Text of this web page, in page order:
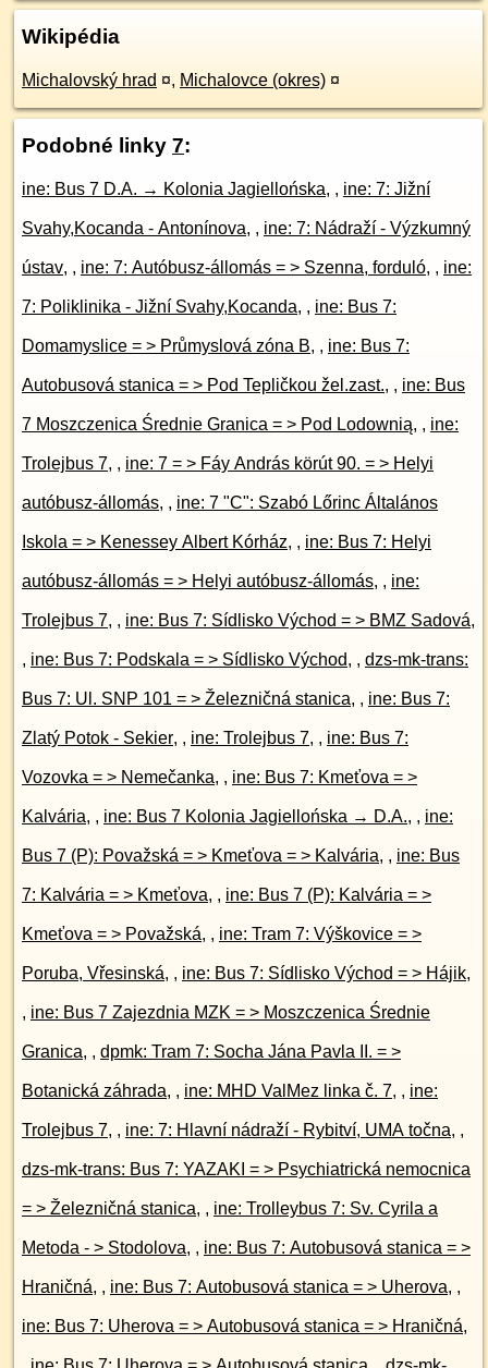
Wikipédia
Michalovský hrad ¤, Michalovce (okres) ¤
Podobné linky 7:
ine: Bus 7 D.A. → Kolonia Jagiellońska, , ine: 7: Jižní
Svahy,Kocanda - Antonínova, , ine: 7: Nádraží - Výzkumný
ústav, , ine: 7: Autóbusz-állomás = > Szenna, forduló, , ine:
7: Poliklinika - Jižní Svahy,Kocanda, , ine: Bus 7:
Domamyslice = > Průmyslová zóna B, , ine: Bus 7:
Autobusová stanica = > Pod Tepličkou žel.zast., , ine: Bus
7 Moszczenica Średnie Granica = > Pod Lodownią, , ine:
Trolejbus 7, , ine: 7 = > Fáy András körút 90. = > Helyi
autóbusz-állomás, , ine: 7 "C": Szabó Lőrinc Általános
Iskola = > Kenessey Albert Kórház, , ine: Bus 7: Helyi
autóbusz-állomás = > Helyi autóbusz-állomás, , ine:
Trolejbus 7, , ine: Bus 7: Sídlisko Východ = > BMZ Sadová,
, ine: Bus 7: Podskala = > Sídlisko Východ, , dzs-mk-trans:
Bus 7: Ul. SNP 101 = > Železničná stanica, , ine: Bus 7:
Zlatý Potok - Sekier, , ine: Trolejbus 7, , ine: Bus 7:
Vozovka = > Nemečanka, , ine: Bus 7: Kmeťova = >
Kalvária, , ine: Bus 7 Kolonia Jagiellońska → D.A., , ine:
Bus 7 (P): Považská = > Kmeťova = > Kalvária, , ine: Bus
7: Kalvária = > Kmeťova, , ine: Bus 7 (P): Kalvária = >
Kmeťova = > Považská, , ine: Tram 7: Výškovice = >
Poruba, Vřesinská, , ine: Bus 7: Sídlisko Východ = > Hájik,
, ine: Bus 7 Zajezdnia MZK = > Moszczenica Średnie
Granica, , dpmk: Tram 7: Socha Jána Pavla II. = >
Botanická záhrada, , ine: MHD ValMez linka č. 7, , ine:
Trolejbus 7, , ine: 7: Hlavní nádraží - Rybitví, UMA točna, ,
dzs-mk-trans: Bus 7: YAZAKI = > Psychiatrická nemocnica
= > Železničná stanica, , ine: Trolleybus 7: Sv. Cyrila a
Metoda - > Stodolova, , ine: Bus 7: Autobusová stanica = >
Hraničná, , ine: Bus 7: Autobusová stanica = > Uherova, ,
ine: Bus 7: Uherova = > Autobusová stanica = > Hraničná,